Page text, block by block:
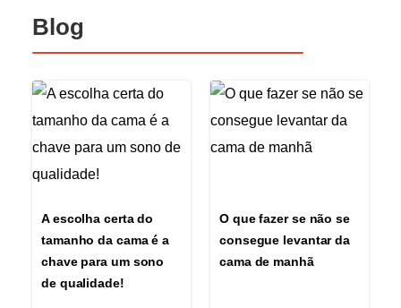
Blog
A escolha certa do
tamanho da cama é a
chave para um sono
de qualidade!
O que fazer se não se
consegue levantar da
cama de manhã